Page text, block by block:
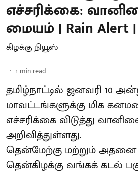
எச்சரிக்கை:
மையம் | Rain Alert |
கிழக்கு நியூஸ்
1 min read
தமிழ்நாட்டில் ஜனவரி 10
மாவட்டங்களுக்கு மிக
எச்சரிக்கை விடுத்து
அறிவித்துள்ளது.
தென்மேற்கு மற்றும் அதனை
தென்கிழக்கு வங்கக் கடல்